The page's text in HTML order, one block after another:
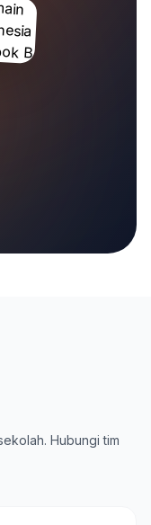
Hubungi tim